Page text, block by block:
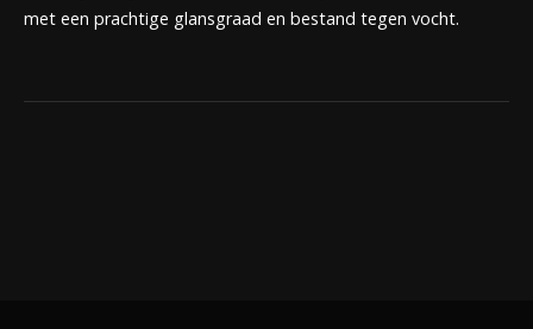
met een prachtige glansgraad en bestand tegen vocht.